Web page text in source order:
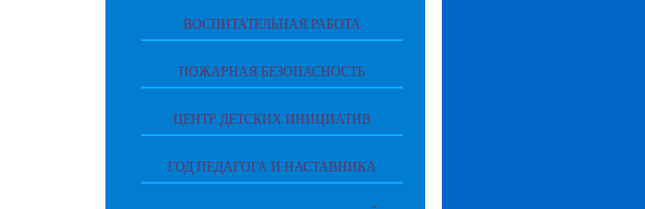
ВОСПИТАТЕЛЬНАЯ РАБОТА
ПОЖАРНАЯ БЕЗОПАСНОСТЬ
ЦЕНТР ДЕТСКИХ ИНИЦИАТИВ
ГОД ПЕДАГОГА И НАСТАВНИКА